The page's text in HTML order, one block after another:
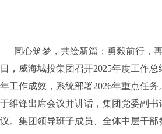
架
企
业
荣
息
公
告
企
文
化
企
业
党
同心筑梦，共绘新篇；勇毅前行，再
日，威海城投集团召开2025年度工作
年工作成效，系统部署2026年重点任
于维锋出席会议并讲话，集团党委副
议。集团领导班子成员、全体中层干部